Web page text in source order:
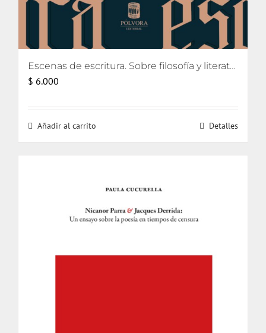
Escenas de escritura. Sobre filosofía y literatura [eBook]
$ 6.000
Añadir al carrito Detalles